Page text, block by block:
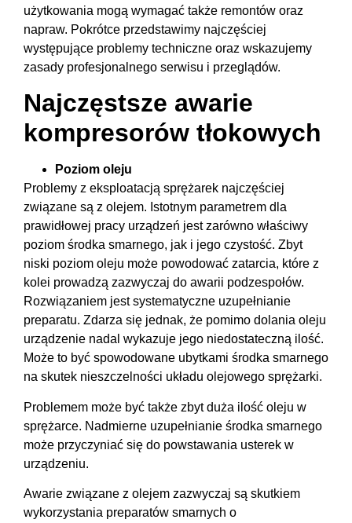
użytkowania mogą wymagać także remontów oraz
napraw. Pokrótce przedstawimy najczęściej
występujące problemy techniczne oraz wskazujemy
zasady profesjonalnego serwisu i przeglądów.
Najczęstsze awarie
kompresorów tłokowych
Poziom oleju
Problemy z eksploatacją sprężarek najczęściej
związane są z olejem. Istotnym parametrem dla
prawidłowej pracy urządzeń jest zarówno właściwy
poziom środka smarnego, jak i jego czystość. Zbyt
niski poziom oleju może powodować zatarcia, które z
kolei prowadzą zazwyczaj do awarii podzespołów.
Rozwiązaniem jest systematyczne uzupełnianie
preparatu. Zdarza się jednak, że pomimo dolania oleju
urządzenie nadal wykazuje jego niedostateczną ilość.
Może to być spowodowane ubytkami środka smarnego
na skutek nieszczelności układu olejowego sprężarki.
Problemem może być także zbyt duża ilość oleju w
sprężarce. Nadmierne uzupełnianie środka smarnego
może przyczyniać się do powstawania usterek w
urządzeniu.
Awarie związane z olejem zazwyczaj są skutkiem
wykorzystania preparatów smarnych o